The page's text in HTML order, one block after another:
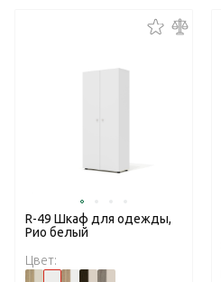
R-49 Шкаф для одежды,
Рио белый
Цвет: